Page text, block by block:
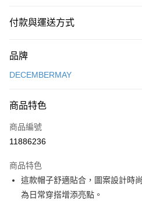
付款與運送方式
信用卡一次付款
LINE Pay
全盈+PAY
全家取貨付款
每筆NT$60
品牌
DECEMBERMAY
商品特色
商品編號
11886236
商品特色
這款帽子舒適貼合，圖案設計時
為日常穿搭增添亮點。